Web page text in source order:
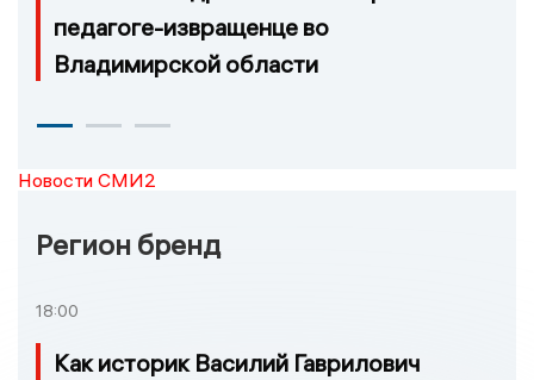
педагоге-извращенце во
Владимирской области
Новости СМИ2
Регион бренд
18:00
Как историк Василий Гаврилович